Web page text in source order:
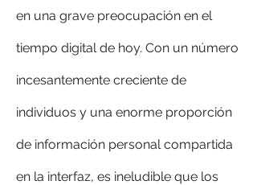
en una grave preocupación en el
tiempo digital de hoy. Con un número
incesantemente creciente de
individuos y una enorme proporción
de información personal compartida
en la interfaz, es ineludible que los